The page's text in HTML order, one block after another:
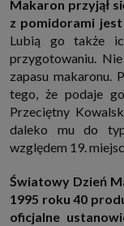
Makaron przyjął
z pomidorami
Lubią go także
przygotowaniu.
zapasu makaronu.
tego, że podaje
Przeciętny
daleko mu do
względem 19.
Światowy Dzień
1995 roku 40
oficjalne